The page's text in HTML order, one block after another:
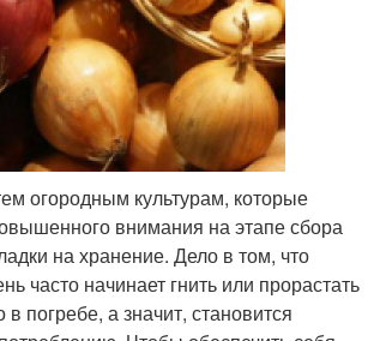
огородным культурам, которые
внимания на этапе сбора
на хранение. Дело в том, что
часто начинает гнить или прорастать
погребе, а значит, становится